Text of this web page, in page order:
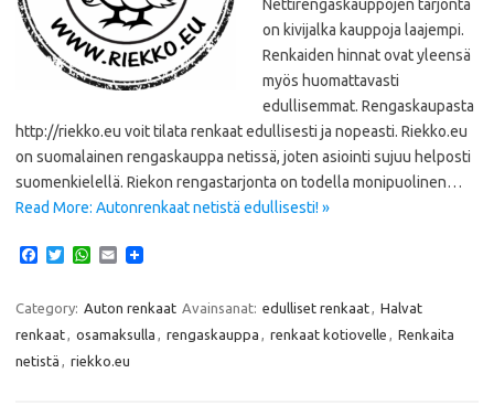
Nettirengaskauppojen tarjonta
on kivijalka kauppoja laajempi.
Renkaiden hinnat ovat yleensä
myös huomattavasti
edullisemmat. Rengaskaupasta
http://riekko.eu voit tilata renkaat edullisesti ja nopeasti. Riekko.eu
on suomalainen rengaskauppa netissä, joten asiointi sujuu helposti
suomenkielellä. Riekon rengastarjonta on todella monipuolinen…
Read More: Autonrenkaat netistä edullisesti! »
e
b
o
o
T
t
e
W
t
A
p
E
i
l
Category: Auton renkaat Avainsanat: edulliset renkaat
Halvat
renkaat
osamaksulla rengaskauppa renkaat kotiovelle
Renkaita
netistä
riekko.eu